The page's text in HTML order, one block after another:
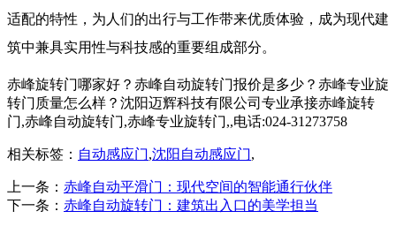
适配的特性，为人们的出行与工作带来优质体验，成为现代建
筑中兼具实用性与科技感的重要组成部分。
赤峰旋转门哪家好？赤峰自动旋转门报价是多少？赤峰专业旋
转门质量怎么样？沈阳迈辉科技有限公司专业承接赤峰旋转
门,赤峰自动旋转门,赤峰专业旋转门,,电话:024-31273758
相关标签： 自动感应门,沈阳自动感应门,
上一条： 赤峰自动平滑门：现代空间的智能通行伙伴
下一条： 赤峰自动旋转门：建筑出入口的美学担当